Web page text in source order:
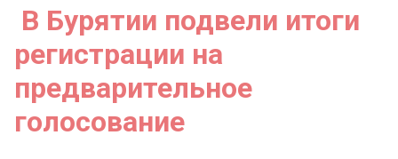
️ В Бурятии подвели итоги
регистрации на
предварительное
голосование